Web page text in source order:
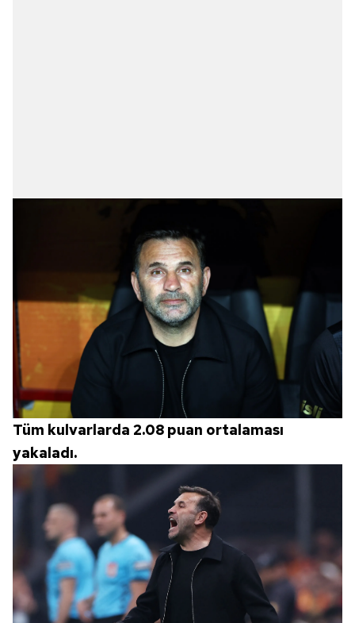
Tüm kulvarlarda 2.08 puan ortalaması
yakaladı.